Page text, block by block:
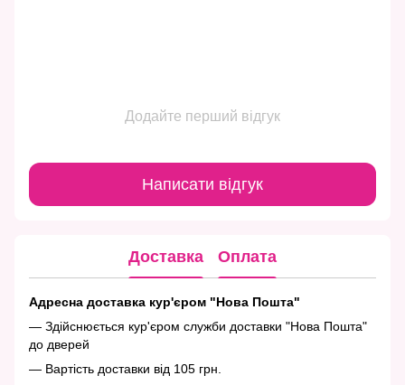
Додайте перший відгук
Написати відгук
Доставка Оплата
Адресна доставка кур'єром "Нова Пошта"
— Здійснюється кур'єром служби доставки "Нова Пошта"
до дверей
— Вартість доставки від 105 грн.